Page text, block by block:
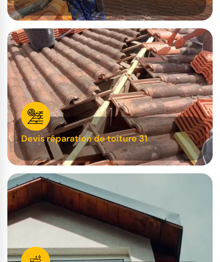
Devis réparation de toiture 31